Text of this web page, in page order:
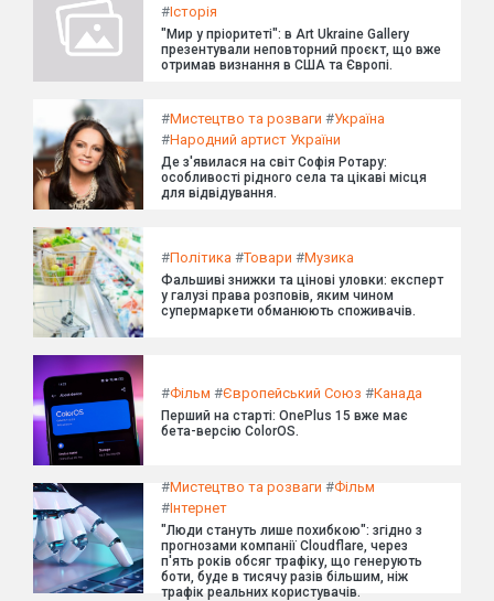
#Історія
"Мир у пріоритеті": в Art Ukraine Gallery
презентували неповторний проєкт, що вже
отримав визнання в США та Європі.
#Мистецтво та розваги #Україна
#Народний артист України
Де з'явилася на світ Софія Ротару:
особливості рідного села та цікаві місця
для відвідування.
#Політика #Товари #Музика
Фальшиві знижки та цінові уловки: експерт
у галузі права розповів, яким чином
супермаркети обманюють споживачів.
#Фільм #Європейський Союз #Канада
Перший на старті: OnePlus 15 вже має
бета-версію ColorOS.
#Мистецтво та розваги #Фільм
#Інтернет
"Люди стануть лише похибкою": згідно з
прогнозами компанії Cloudflare, через
п'ять років обсяг трафіку, що генерують
боти, буде в тисячу разів більшим, ніж
трафік реальних користувачів.